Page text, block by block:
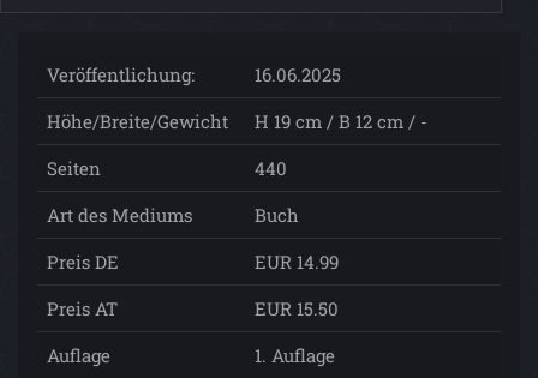
Veröffentlichung:
16.06.2025
Höhe/Breite/Gewicht
H 19 cm / B 12 cm / -
Seiten
440
Art des Mediums
Buch
Preis DE
EUR 14.99
Preis AT
EUR 15.50
Auflage
1. Auflage